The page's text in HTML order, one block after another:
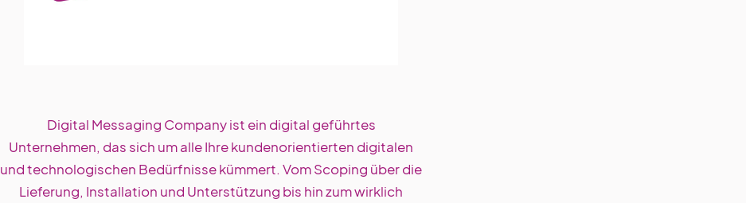
Digital Messaging Company ist ein digital geführtes
Unternehmen, das sich um alle Ihre kundenorientierten digitalen
und technologischen Bedürfnisse kümmert. Vom Scoping über die
Lieferung, Installation und Unterstützung bis hin zum wirklich